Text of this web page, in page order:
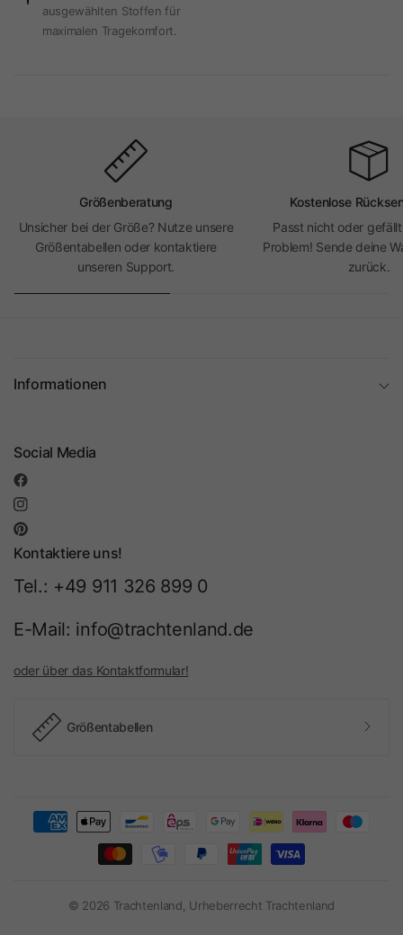
ausgewählten Stoffen für
maximalen Tragekomfort.
Größenberatung
Unsicher bei der Größe? Nutze unsere
Größentabellen oder kontaktiere
unseren Support.
Kostenlose
Passt nicht oder
Problem! Sende deine
zurück.
Informationen
Social Media
Kontaktiere uns!
Tel.: +49 911 326 899 0
E-Mail: info@trachtenland.de
oder über das Kontaktformular!
Größentabellen
© 2026 Trachtenland, Urheberrecht Trachtenland